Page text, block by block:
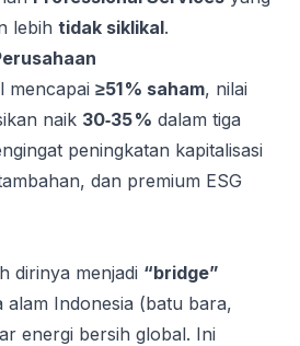
lebih tidak siklikal.
mencapai ≥51 % saham, nilai
naik 30‑35 % dalam tiga
peningkatan kapitalisasi
dan premium ESG
dirinya menjadi “bridge”
alam Indonesia (batu bara,
energi bersih global. Ini